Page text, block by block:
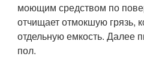
моющим средством по
отчищает отмокшую грязь,
отдельную емкость. Далее
пол.